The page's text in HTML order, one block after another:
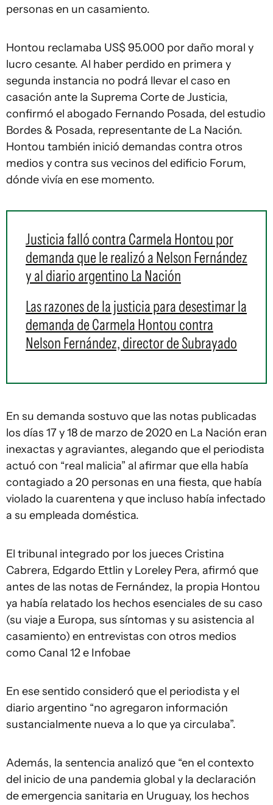
personas en un casamiento.
Hontou reclamaba US$ 95.000 por daño moral y
lucro cesante. Al haber perdido en primera y
segunda instancia no podrá llevar el caso en
casación ante la Suprema Corte de Justicia,
confirmó el abogado Fernando Posada, del estudio
Bordes & Posada, representante de La Nación.
Hontou también inició demandas contra otros
medios y contra sus vecinos del edificio Forum,
dónde vivía en ese momento.
Justicia falló contra Carmela Hontou por
demanda que le realizó a Nelson Fernández
y al diario argentino La Nación
Las razones de la justicia para desestimar la
demanda de Carmela Hontou contra
Nelson Fernández, director de Subrayado
En su demanda sostuvo que las notas publicadas
los días 17 y 18 de marzo de 2020 en La Nación eran
inexactas y agraviantes, alegando que el periodista
actuó con “real malicia” al afirmar que ella había
contagiado a 20 personas en una fiesta, que había
violado la cuarentena y que incluso había infectado
a su empleada doméstica.
El tribunal integrado por los jueces Cristina
Cabrera, Edgardo Ettlin y Loreley Pera, afirmó que
antes de las notas de Fernández, la propia Hontou
ya había relatado los hechos esenciales de su caso
(su viaje a Europa, sus síntomas y su asistencia al
casamiento) en entrevistas con otros medios
como Canal 12 e Infobae
En ese sentido consideró que el periodista y el
diario argentino “no agregaron información
sustancialmente nueva a lo que ya circulaba”.
Además, la sentencia analizó que “en el contexto
del inicio de una pandemia global y la declaración
de emergencia sanitaria en Uruguay, los hechos